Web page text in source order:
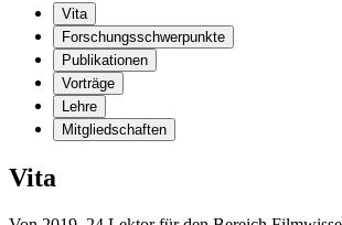
Vita
Forschungsschwerpunkte
Publikationen
Vorträge
Lehre
Mitgliedschaften
Vita